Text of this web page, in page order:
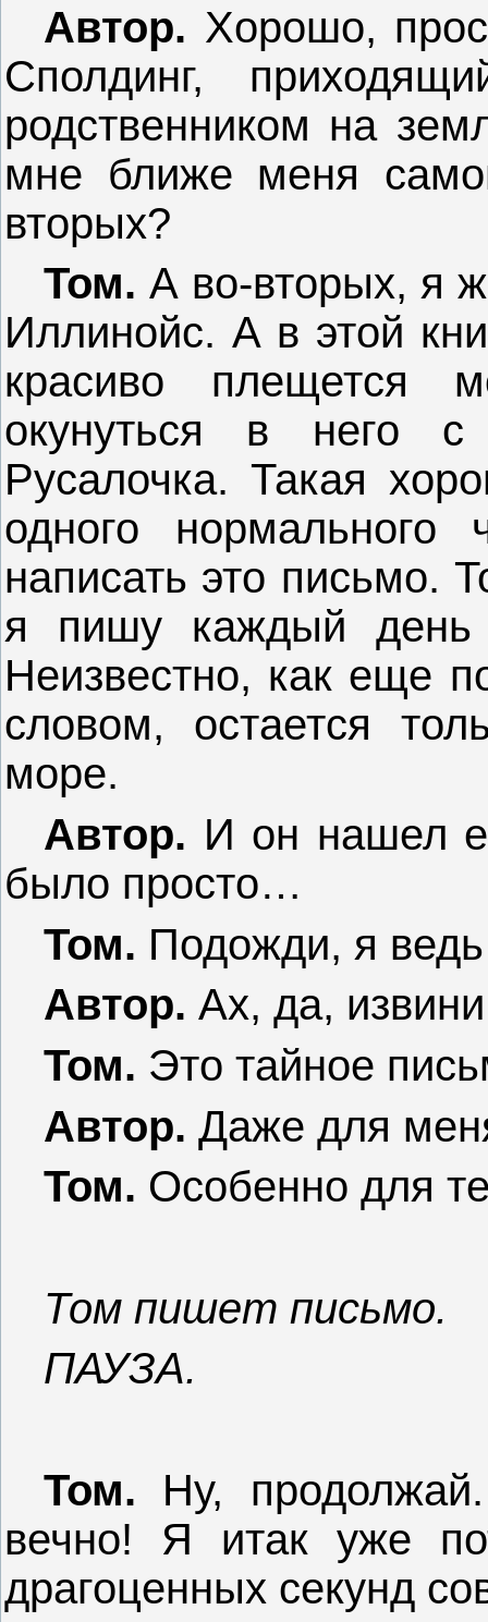
Автор. Хорошо,
Сполдинг,
родственником на
мне ближе меня
вторых?
Том. А во-вторых, я
Иллинойс. А в этой
красиво плещется
окунуться в него
Русалочка. Такая
одного
написать это письмо.
я пишу каждый день
Неизвестно, как еще
словом, остается
море.
Автор. И он нашел
было просто…
Том. Подожди, я
Автор. Ах, да,
Том. Это тайное
Автор. Даже для
Том. Особенно для
Том пишет письмо.
ПАУЗА.
Том. Ну,
вечно! Я итак уже
драгоценных секунд